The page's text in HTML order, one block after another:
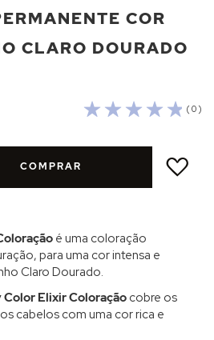
COR
CLARO DOURADO
( 0 )
COMPRAR
ADICIONAR
LISTA
é uma coloração
para uma cor intensa e
Claro Dourado.
Elixir Coloração cobre os
cabelos com uma cor rica e